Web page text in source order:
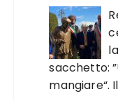
sacchetto:
mangiare“.